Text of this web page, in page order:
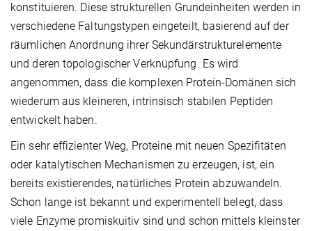
konstituieren. Diese strukturellen Grundeinheiten werden in
verschiedene Faltungstypen eingeteilt, basierend auf der
räumlichen Anordnung ihrer Sekundärstrukturelemente
und deren topologischer Verknüpfung. Es wird
angenommen, dass die komplexen Protein-Domänen sich
wiederum aus kleineren, intrinsisch stabilen Peptiden
entwickelt haben.
Ein sehr effizienter Weg, Proteine mit neuen Spezifitäten
oder katalytischen Mechanismen zu erzeugen, ist, ein
bereits existierendes, natürliches Protein abzuwandeln.
Schon lange ist bekannt und experimentell belegt, dass
viele Enzyme promiskuitiv sind und schon mittels kleinster